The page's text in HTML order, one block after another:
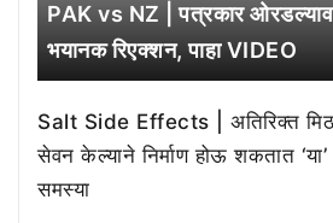
PAK vs NZ | पत्रकार
भयानक रिएक्शन, पाहा VIDEO
Salt Side Effects | अतिरिक्त
सेवन केल्याने निर्माण होऊ शकतात ‘या’
समस्या